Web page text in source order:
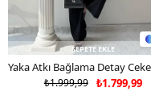
SEPETE EKLE
₺1.799,99
₺1.999,99